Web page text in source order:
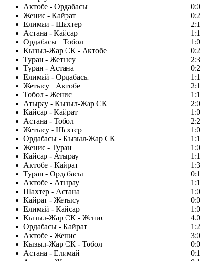
Актобе - Ордабасы
0:0
Женис - Кайрат
0:2
Елимай - Шахтер
2:1
Астана - Кайсар
1:1
Ордабасы - Тобол
1:0
Кызыл-Жар СК - Актобе
0:2
Туран - Жетысу
2:3
Туран - Астана
0:2
Елимай - Ордабасы
1:1
Жетысу - Актобе
2:1
Тобол - Женис
1:1
Атырау - Кызыл-Жар СК
2:0
Кайсар - Кайрат
1:0
Астана - Тобол
2:2
Жетысу - Шахтер
1:0
Ордабасы - Кызыл-Жар СК
1:1
Женис - Туран
1:0
Кайсар - Атырау
1:1
Актобе - Кайрат
1:3
Туран - Ордабасы
0:1
Актобе - Атырау
1:1
Шахтер - Астана
1:0
Кайрат - Жетысу
0:0
Елимай - Кайсар
1:0
Кызыл-Жар СК - Женис
4:0
Ордабасы - Кайрат
1:2
Актобе - Женис
3:0
Кызыл-Жар СК - Тобол
0:0
Астана - Елимай
0:1